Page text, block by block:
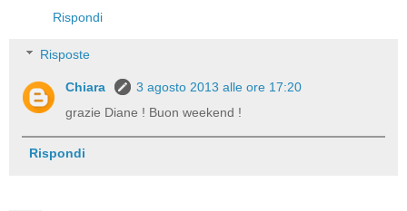
Rispondi
Risposte
Chiara
3 agosto 2013 alle ore 17:20
grazie Diane ! Buon weekend !
Rispondi